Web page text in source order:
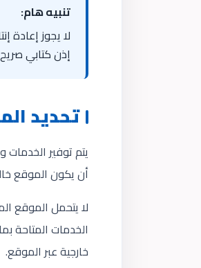
تنبيه هام:
لا يجوز إعادة
إذن كتابي
تحديد
يتم توفير
أن يكون الموقع
لا يتحمل الموقع
الخدمات المتاحة
خارجية عبر الموقع.